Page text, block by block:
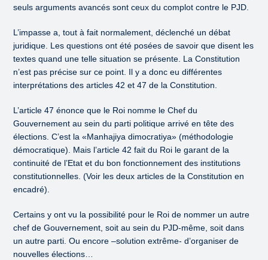
seuls arguments avancés sont ceux du complot contre le PJD.
L’impasse a, tout à fait normalement, déclenché un débat
juridique. Les questions ont été posées de savoir que disent les
textes quand une telle situation se présente. La Constitution
n’est pas précise sur ce point. Il y a donc eu différentes
interprétations des articles 42 et 47 de la Constitution.
L’article 47 énonce que le Roi nomme le Chef du
Gouvernement au sein du parti politique arrivé en tête des
élections. C’est la «Manhajiya dimocratiya» (méthodologie
démocratique). Mais l’article 42 fait du Roi le garant de la
continuité de l’Etat et du bon fonctionnement des institutions
constitutionnelles. (Voir les deux articles de la Constitution en
encadré).
Certains y ont vu la possibilité pour le Roi de nommer un autre
chef de Gouvernement, soit au sein du PJD-même, soit dans
un autre parti. Ou encore –solution extrême- d’organiser de
nouvelles élections…